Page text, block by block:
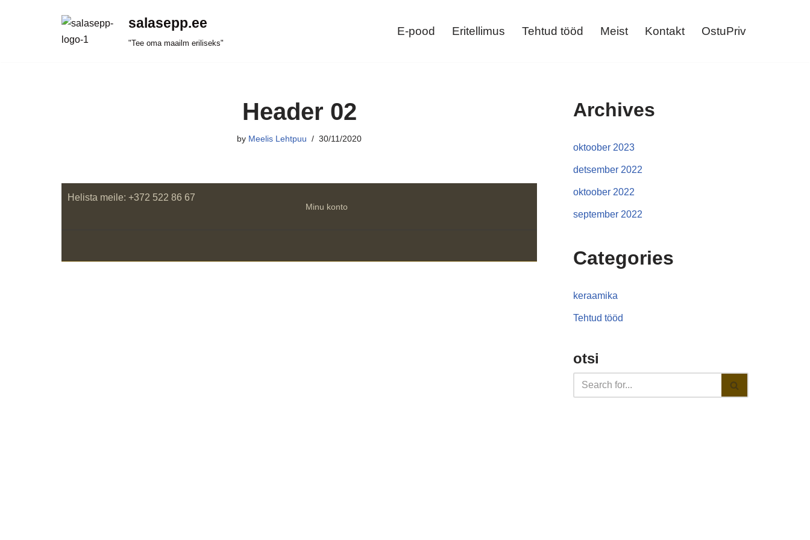
salasepp.ee
"Tee oma maailm eriliseks"
E-pood Eritellimus Tehtud tööd Meist Kontakt OstuPriv
Header 02
by Meelis Lehtpuu 30/11/2020
Helista meile: +372 522 86 67
Minu konto
Archives
oktoober 2023
detsember 2022
oktoober 2022
september 2022
Categories
keraamika
Tehtud tööd
otsi